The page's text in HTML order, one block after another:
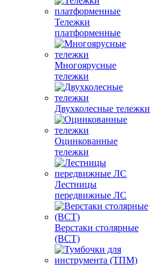
Тележки
платформенные
Многоярусные
тележки
Двухколесные тележки
Оцинкованные
тележки
Лестницы
передвижные ЛС
Верстаки столярные
(ВСТ)